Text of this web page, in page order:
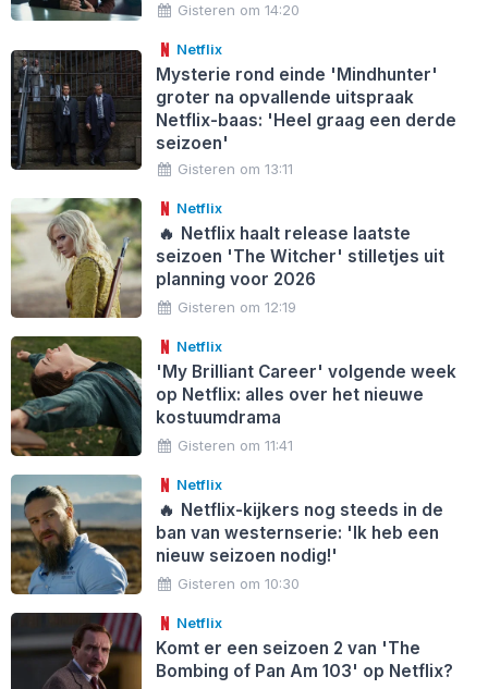
Gisteren om 14:20
Netflix
Mysterie rond einde 'Mindhunter'
groter na opvallende uitspraak
Netflix-baas: 'Heel graag een derde
seizoen'
Gisteren om 13:11
Netflix
🔥 Netflix haalt release laatste
seizoen 'The Witcher' stilletjes uit
planning voor 2026
Gisteren om 12:19
Netflix
'My Brilliant Career' volgende week
op Netflix: alles over het nieuwe
kostuumdrama
Gisteren om 11:41
Netflix
🔥 Netflix-kijkers nog steeds in de
ban van westernserie: 'Ik heb een
nieuw seizoen nodig!'
Gisteren om 10:30
Netflix
Komt er een seizoen 2 van 'The
Bombing of Pan Am 103' op Netflix?